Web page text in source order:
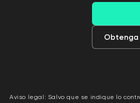
Obtenga
Aviso legal: Salvo que se indique lo